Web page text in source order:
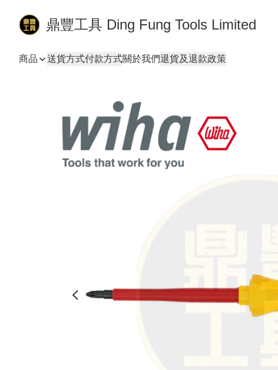
鼎豐工具 Ding Fung Tools Limited
商品 送貨方式付款方式關於我們退貨及退款政策